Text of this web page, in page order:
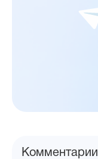
Комментарии